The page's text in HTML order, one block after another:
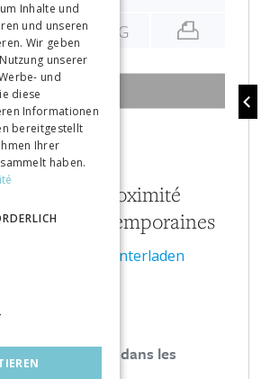
ENG
AUSGABE
2013
villes contemporaines
als PDF herunterladen
de proximité dans les
ITALIAN
Inhalte und
und unseren
Wir geben
unserer
und
diese
Informationen
bereitgestellt
Ihrer
haben.